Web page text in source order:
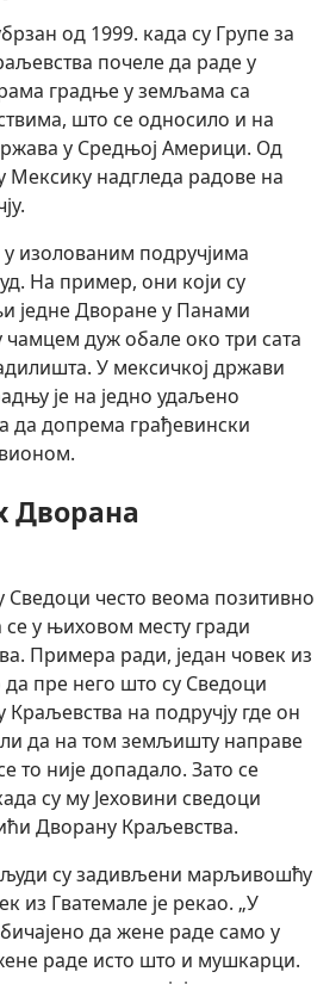
од 1999. када су Групе за
почеле да раде у
градње у земљама са
што се односило и на
у Средњој Америци. Од
Мексику надгледа радове на
изолованим подручјима
На пример, они који су
једне Дворане у Панами
чамцем дуж обале око три сата
У мексичкој држави
је на једно удаљено
да допрема грађевински
Дворана
Сведоци често веома позитивно
се у њиховом месту гради
Примера ради, један човек из
да пре него што су Сведоци
на подручју где он
да на том земљишту направе
то није допадало. Зато се
су му Јеховини сведоци
Дворану Краљевства.
су задивљени марљивошћу
из Гватемале је рекао. „У
да жене раде само у
раде исто што и мушкарци.